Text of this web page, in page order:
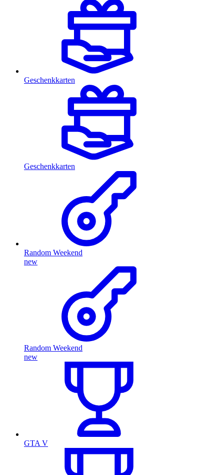
Geschenkkarten
Geschenkkarten
Random Weekend
new
Random Weekend
new
GTA V